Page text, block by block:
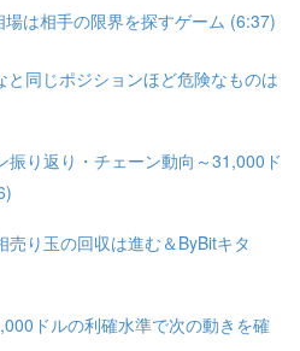
は相手の限界を探すゲーム (6:37)
と同じポジションほど危険なものは
振り返り・チェーン動向～31,000ド
売り玉の回収は進む＆ByBitキタ
ドルの利確水準で次の動きを確